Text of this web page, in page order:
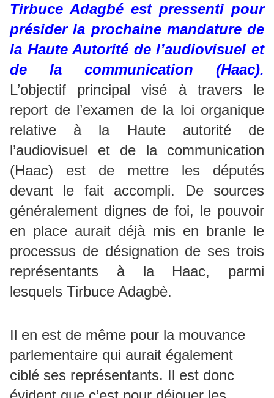
Tirbuce Adagbé est pressenti pour
présider la prochaine mandature de
la Haute Autorité de l’audiovisuel et
de la communication (Haac).
L’objectif principal visé à travers le
report de l’examen de la loi organique
relative à la Haute autorité de
l’audiovisuel et de la communication
(Haac) est de mettre les députés
devant le fait accompli. De sources
généralement dignes de foi, le pouvoir
en place aurait déjà mis en branle le
processus de désignation de ses trois
représentants à la Haac, parmi
lesquels Tirbuce Adagbè.
Il en est de même pour la mouvance
parlementaire qui aurait également
ciblé ses représentants. Il est donc